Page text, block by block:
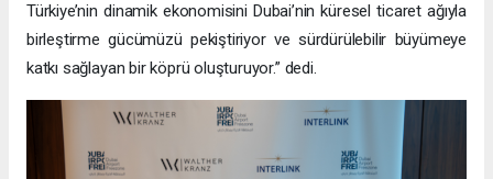
Türkiye’nin dinamik ekonomisini Dubai’nin küresel ticaret ağıyla
birleştirme gücümüzü pekiştiriyor ve sürdürülebilir büyümeye
katkı sağlayan bir köprü oluşturuyor.” dedi.